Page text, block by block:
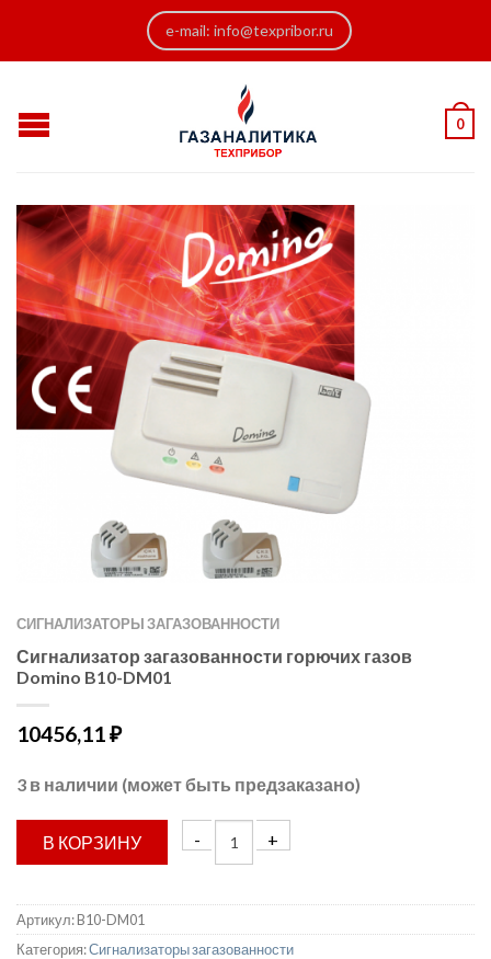
e-mail: info@texpribor.ru
0
СИГНАЛИЗАТОРЫ ЗАГАЗОВАННОСТИ
Сигнализатор загазованности горючих газов
Domino B10-DM01
10456,11₽
3 в наличии (может быть предзаказано)
В КОРЗИНУ
Артикул:B10-DM01
Категория:Сигнализаторы загазованности